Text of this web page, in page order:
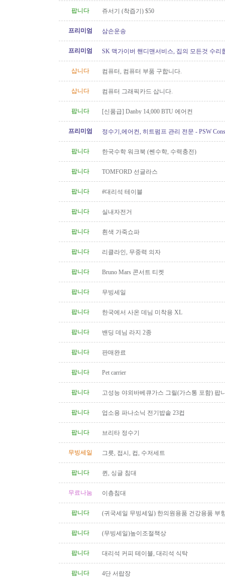
팝니다 쥬서기 (착즙기) $50
프리미엄 삼손운송
프리미엄 SK 맥가이버 핸디맨서비스, 집의 모든것 수리
삽니다 컴퓨터, 컴퓨터 부품 구합니다.
삽니다 컴퓨터 그래픽카드 삽니다.
팝니다 [신품급] Danby 14,000 BTU 에어컨
프리미엄 정수기,에어컨, 히트펌프 관리 전문 - PSW
팝니다 한국수학 워크북 (쎈수학, 수력충전)
팝니다 TOMFORD 선글라스
팝니다 #대리석 테이블
팝니다 실내자전거
팝니다 흰색 가죽쇼파
팝니다 리클라인, 무중력 의자
팝니다 Bruno Mars 콘서트 티켓
팝니다 무빙세일
팝니다 한국에서 사온 데님 미착용 XL
팝니다 밴딩 데님 라지 2종
팝니다 판매완료
팝니다 Pet carrier
팝니다 고성능 야외바베큐가스 그릴(가스통 포함) 팝
팝니다 업소용 파나소닉 전기밥솥 23컵
팝니다 브리타 정수기
무빙세일 그릇, 접시, 컵, 수저세트
팝니다 퀸, 싱글 침대
무료나눔 이층침대
팝니다
(귀국세일 무빙세일) 한의원용품 건강용품 부
팝니다
(무빙세일)높이조절책상
팝니다 대리석 커피 테이블, 대리석 식탁
팝니다 4단 서랍장